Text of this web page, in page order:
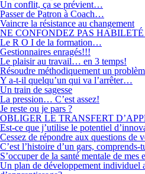
Un conflit, ça se prévient…
Passer de Patron à Coach…
Vaincre la résistance au changement
NE CONFONDEZ PAS
Le R O I de la formation…
Gestionnaires enragés!!!
Le plaisir au travail… en 3 temps!
Résoudre méthodiquement un
Y a-t-il quelqu’un qui va l’arrêter…
Un train de sagesse
La pression… C’est assez!
Je reste ou je pars ?
OBLIGER LE TRANSFERT
Est-ce que j’utilise le potentiel
Cessez de répondre aux questions de
C’est l’histoire d’un gars,
S’occuper de la santé mentale de
Un plan de développement individuel